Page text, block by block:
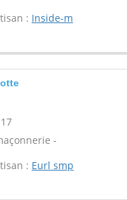
: Inside-m
-
: Eurl smp